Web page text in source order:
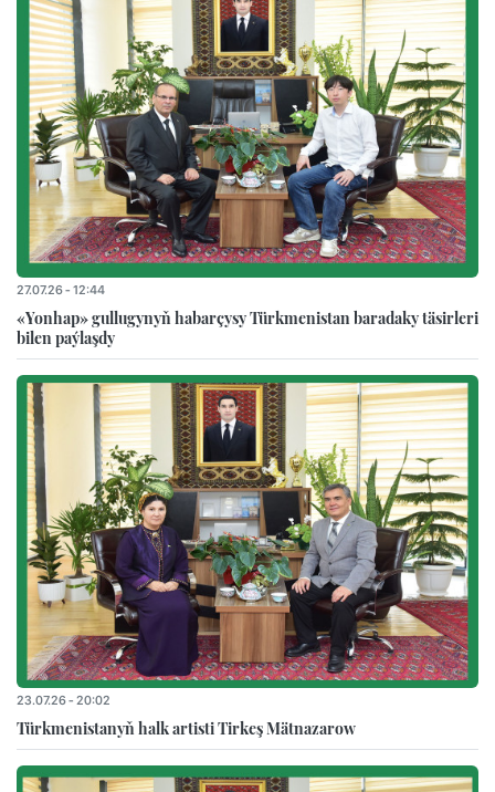
27.07.26 - 12:44
«Yonhap» gullugynyň habarçysy Türkmenistan baradaky täsirleri
bilen paýlaşdy
23.07.26 - 20:02
Türkmenistanyň halk artisti Tirkeş Mätnazarow